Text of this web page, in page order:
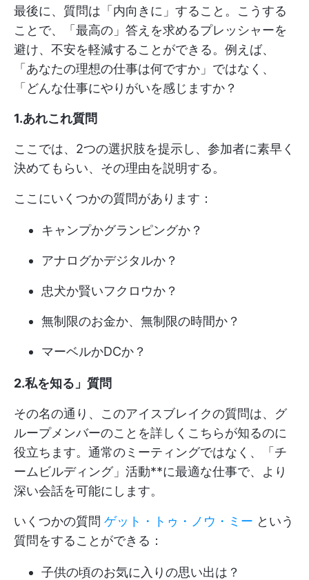
最後に、質問は「内向きに」すること。こうする
ことで、「最高の」答えを求めるプレッシャーを
避け、不安を軽減することができる。例えば、
「あなたの理想の仕事は何ですか」ではなく、
「どんな仕事にやりがいを感じますか？
1.あれこれ質問
ここでは、2つの選択肢を提示し、参加者に素早く
決めてもらい、その理由を説明する。
ここにいくつかの質問があります：
キャンプかグランピングか？
アナログかデジタルか？
忠犬か賢いフクロウか？
無制限のお金か、無制限の時間か？
マーベルかDCか？
2.私を知る」質問
その名の通り、このアイスブレイクの質問は、グ
ループメンバーのことを詳しくこちらが知るのに
役立ちます。通常のミーティングではなく、「チ
ームビルディング」活動**に最適な仕事で、より
深い会話を可能にします。
いくつかの質問 ゲット・トゥ・ノウ・ミー という
質問をすることができる：
子供の頃のお気に入りの思い出は？